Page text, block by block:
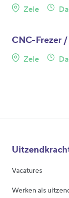
Zele
CNC-Frezer
Zele
Vacatures
Werken als